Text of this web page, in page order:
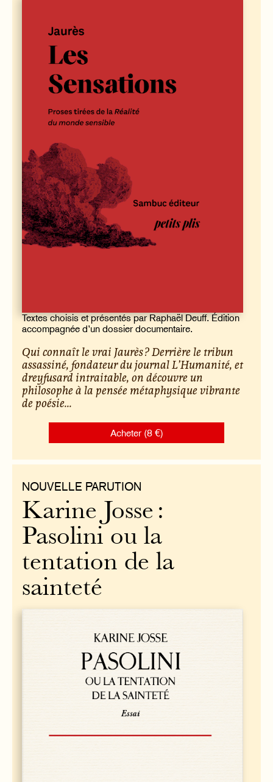
Textes choisis et présentés par Raphaël Deuff. Édition
accompagnée d’un dossier documentaire.
Qui connaît le vrai Jaurès ? Derrière le tribun
assassiné, fondateur du journal L’Humanité, et
dreyfusard intraitable, on découvre un
philosophe à la pensée métaphysique vibrante
de poésie...
Acheter (8 €)
NOUVELLE PARUTION
Karine Josse :
Pasolini ou la
tentation de la
sainteté